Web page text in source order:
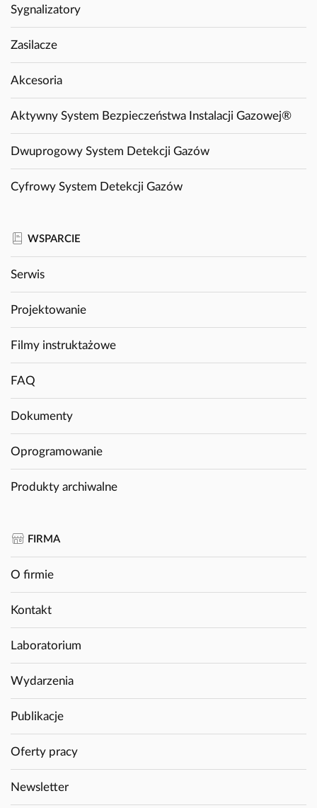
Sygnalizatory
Zasilacze
Akcesoria
Aktywny System Bezpieczeństwa Instalacji Gazowej®
Dwuprogowy System Detekcji Gazów
Cyfrowy System Detekcji Gazów
WSPARCIE
Serwis
Projektowanie
Filmy instruktażowe
FAQ
Dokumenty
Oprogramowanie
Produkty archiwalne
FIRMA
O firmie
Kontakt
Laboratorium
Wydarzenia
Publikacje
Oferty pracy
Newsletter